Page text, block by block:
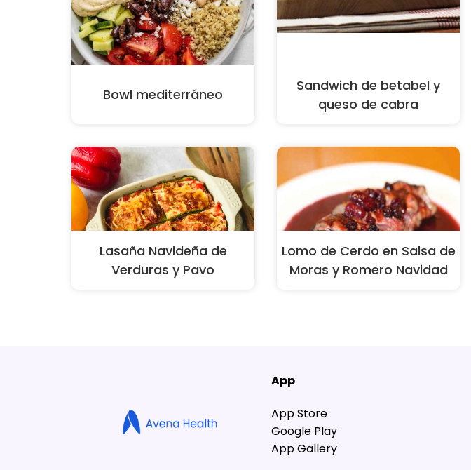
Bowl mediterráneo
Sandwich de betabel y
queso de cabra
Lasaña Navideña de
Verduras y Pavo
Lomo de Cerdo en Salsa de
Moras y Romero Navidad
App
App Store
Google Play
App Gallery